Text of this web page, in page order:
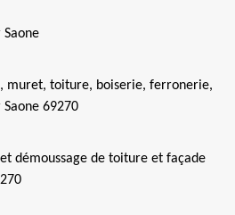
muret, toiture, boiserie, ferronerie,
69270
démoussage de toiture et façade